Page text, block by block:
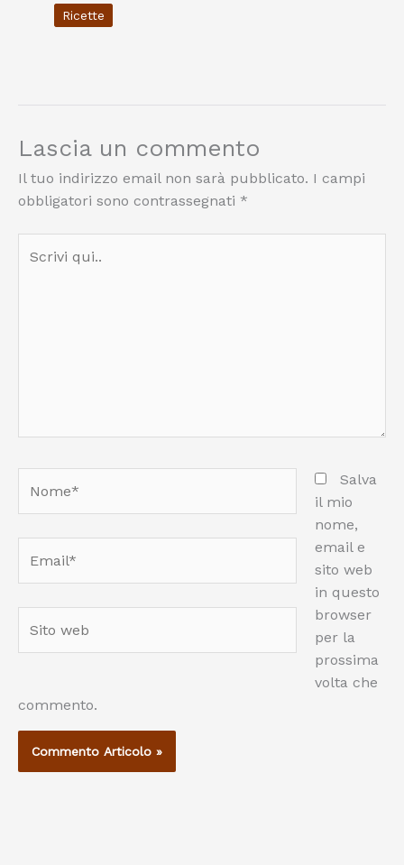
Ricette
Lascia un commento
Il tuo indirizzo email non sarà pubblicato. I campi
obbligatori sono contrassegnati *
qui..
web
Salva
il mio
nome,
email e
sito web
in questo
browser
per la
prossima
volta che
commento.